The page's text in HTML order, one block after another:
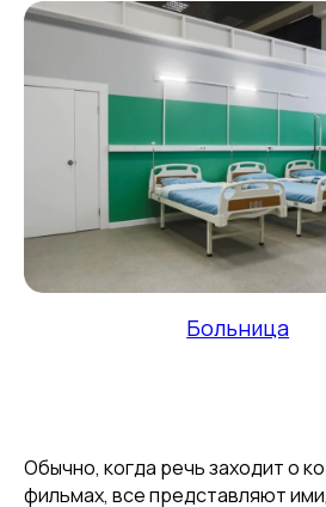
Больница
Обычно, когда речь заходит о
фильмах, все представляют